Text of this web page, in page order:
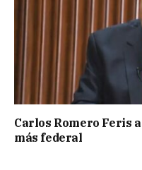
Carlos Romero Feris
más federal